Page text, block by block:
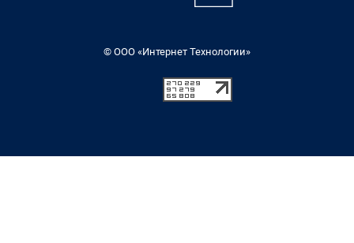
© ООО «Интернет Технологии»